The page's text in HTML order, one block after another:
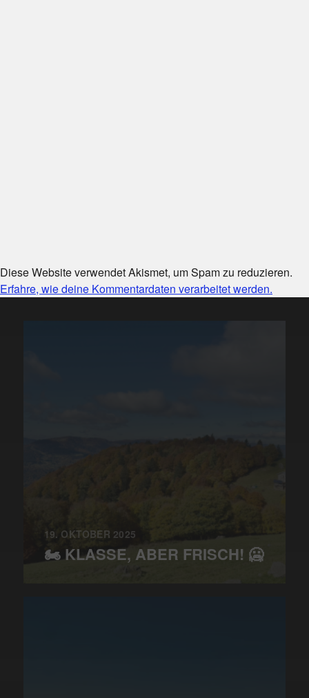
Diese Website verwendet Akismet, um Spam zu reduzieren.
Erfahre, wie deine Kommentardaten verarbeitet werden.
19. OKTOBER 2025
🏍️ KLASSE, ABER FRISCH! 🥶